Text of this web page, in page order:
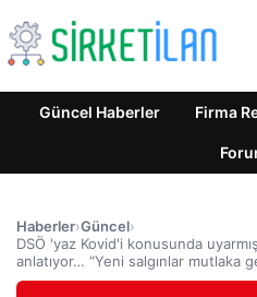
Güncel Haberler Firma
Haberler›Güncel›
DSÖ 'yaz Kovid'i konusunda
anlatıyor… “Yeni salgınlar mutlaka